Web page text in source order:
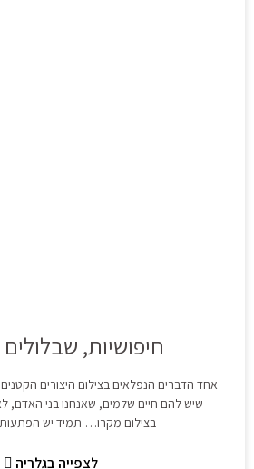
חיפושיות,
אחד הדברים הנפלאים בצילום היצורים
שיש להם חיים שלמים, שאנחנו בני האדם,
בצילום מקרו… תמיד יש
לצפייה בגלריה